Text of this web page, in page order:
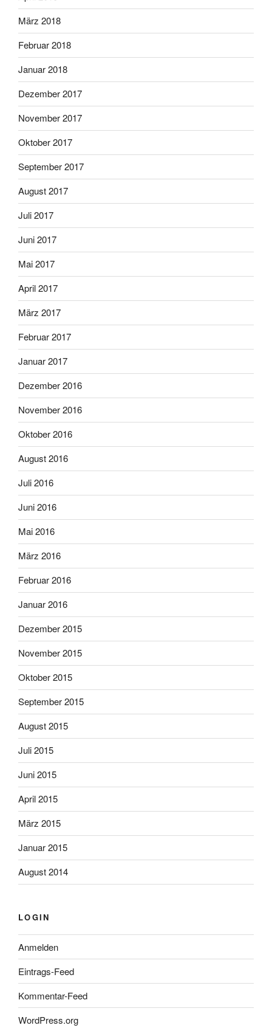
März 2018
Februar 2018
Januar 2018
Dezember 2017
November 2017
Oktober 2017
September 2017
August 2017
Juli 2017
Juni 2017
Mai 2017
April 2017
März 2017
Februar 2017
Januar 2017
Dezember 2016
November 2016
Oktober 2016
August 2016
Juli 2016
Juni 2016
Mai 2016
März 2016
Februar 2016
Januar 2016
Dezember 2015
November 2015
Oktober 2015
September 2015
August 2015
Juli 2015
Juni 2015
April 2015
März 2015
Januar 2015
August 2014
LOGIN
Anmelden
Eintrags-Feed
Kommentar-Feed
WordPress.org